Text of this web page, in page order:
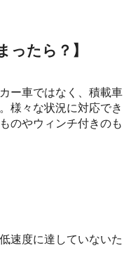
ったら？】
ー車ではなく、積載車
様々な状況に対応でき
のやウィンチ付きのも
速度に達していないた